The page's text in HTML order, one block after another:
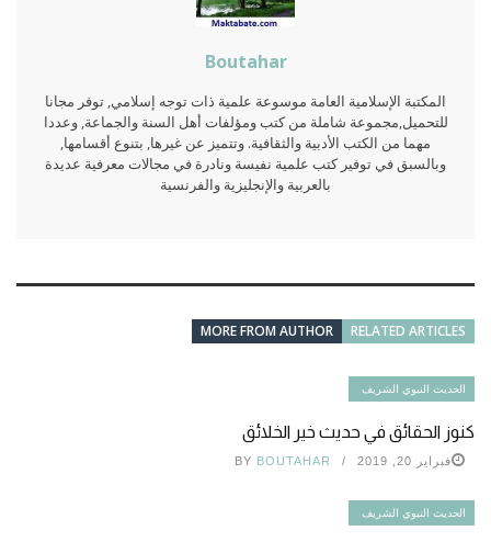
Boutahar
المكتبة الإسلامية العامة موسوعة علمية ذات توجه إسلامي, توفر مجانا
للتحميل,مجموعة شاملة من كتب ومؤلفات أهل السنة والجماعة, وعددا
مهما من الكتب الأدبية والثقافية. وتتميز عن غيرها, بتنوع أقسامها,
وبالسبق في توفير كتب علمية نفيسة ونادرة في مجالات معرفية عديدة
بالعربية والإنجليزية والفرنسية
RELATED ARTICLES
MORE FROM AUTHOR
الحديث النبوي الشريف
كنوز الحقائق في حديث خير الخلائق
فبراير 20, 2019 BY BOUTAHAR
الحديث النبوي الشريف